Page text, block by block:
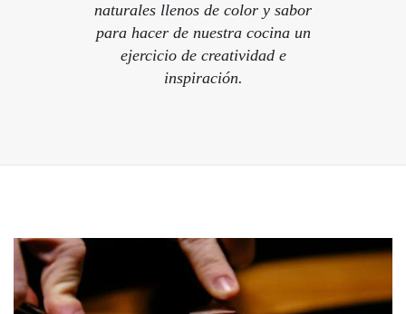
naturales llenos de color y sabor
para hacer de nuestra cocina un
ejercicio de creatividad e
inspiración.